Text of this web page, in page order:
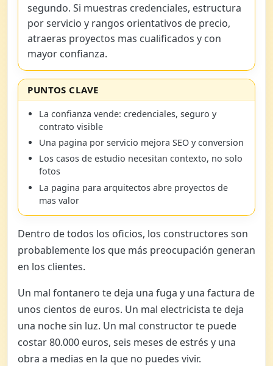
segundo. Si muestras credenciales, estructura
por servicio y rangos orientativos de precio,
atraeras proyectos mas cualificados y con
mayor confianza.
PUNTOS CLAVE
La confianza vende: credenciales, seguro y
contrato visible
Una pagina por servicio mejora SEO y conversion
Los casos de estudio necesitan contexto, no solo
fotos
La pagina para arquitectos abre proyectos de
mas valor
Dentro de todos los oficios, los constructores son
probablemente los que más preocupación generan
en los clientes.
Un mal fontanero te deja una fuga y una factura de
unos cientos de euros. Un mal electricista te deja
una noche sin luz. Un mal constructor te puede
costar 80.000 euros, seis meses de estrés y una
obra a medias en la que no puedes vivir.